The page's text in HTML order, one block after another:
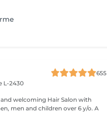
655
L-2430
welcoming Hair Salon with
men and children over 6 y/o. A